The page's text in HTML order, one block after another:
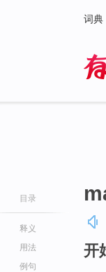
词典
目录
释义
用法
例句
开